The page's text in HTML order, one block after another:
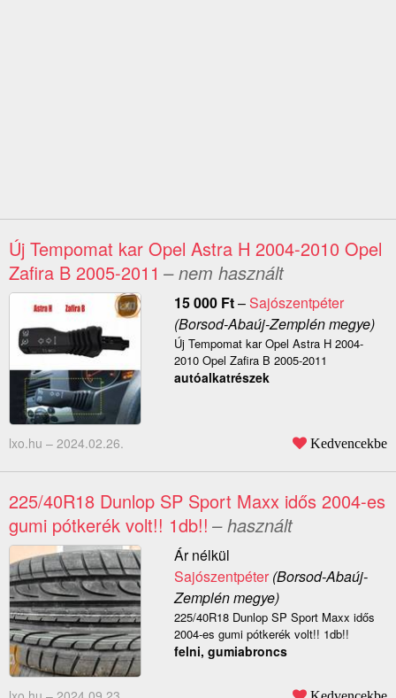
Új Tempomat kar Opel Astra H 2004-2010 Opel
Zafira B 2005-2011 – nem használt
15 000 Ft–Sajószentpéter
(Borsod-Abaúj-Zemplén megye)
Új Tempomat kar Opel Astra H 2004-
2010 Opel Zafira B 2005-2011
autóalkatrészek
lxo.hu – 2024.02.26. Kedvencekbe
225/40R18 Dunlop SP Sport Maxx idős 2004-es
gumi pótkerék volt!! 1db!! – használt
Ár nélkül
Sajószentpéter(Borsod-Abaúj-
Zemplén megye)
225/40R18 Dunlop SP Sport Maxx idős
2004-es gumi pótkerék volt!! 1db!!
felni, gumiabroncs